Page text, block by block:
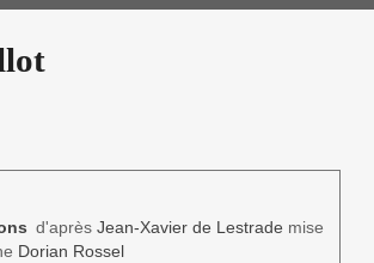
d'après Jean-Xavier de Lestrade mise
Dorian Rossel